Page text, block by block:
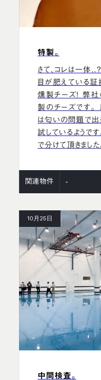
特製。
さて、コレは一体..
目が肥えている証
燻製チーズ！ 弊
製のチーズです。
は匂いの問題で出
試しているようで
で分けて頂きまし
関連物件 -
10月25日
中間検査。